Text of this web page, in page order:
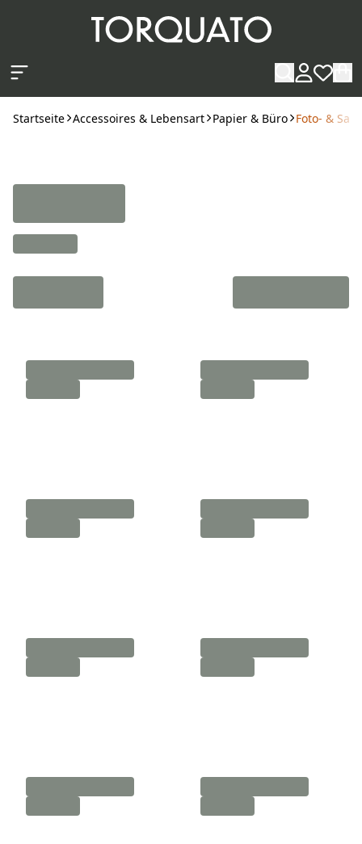
Startseite Accessoires & Lebensart Papier & Büro Foto- &